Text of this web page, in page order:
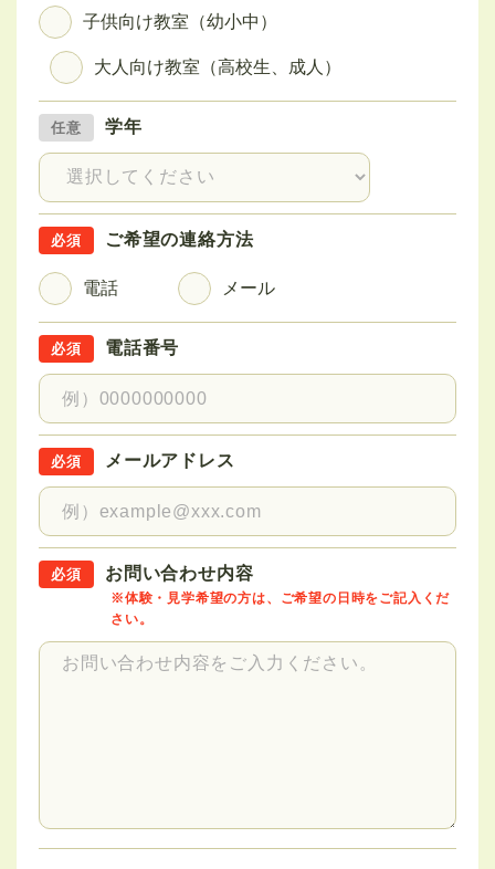
子供向け教室（幼小中）
大人向け教室（高校生、成人）
学年
ご希望の連絡方法
電話 メール
電話番号
メールアドレス
お問い合わせ内容
※体験・見学希望の方は、 ご希望の日時をご記入くだ
さい。